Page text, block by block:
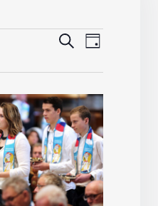
en
weergeven
navigatie
Zoeken
Dag